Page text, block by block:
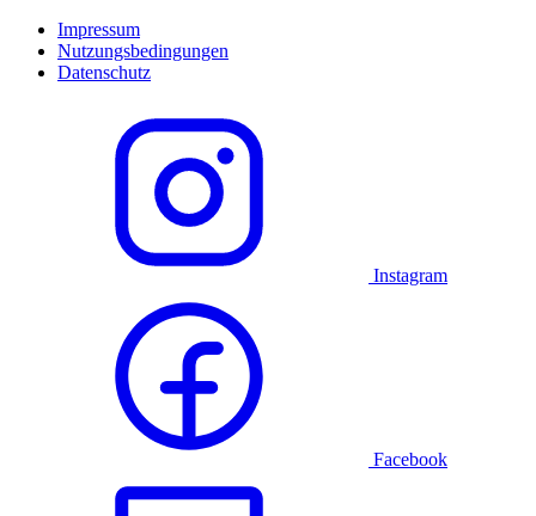
Impressum
Nutzungsbedingungen
Datenschutz
Instagram
Facebook